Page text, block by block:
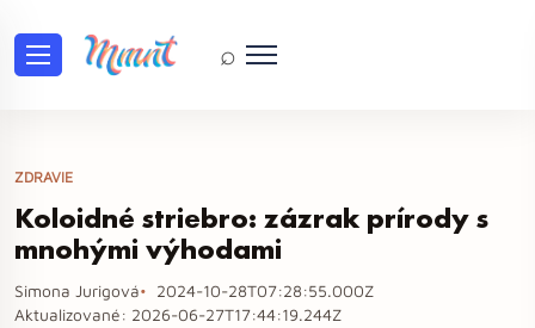
⌕
ZDRAVIE
Koloidné striebro: zázrak prírody s
mnohými výhodami
Simona Jurigová
2024-10-28T07:28:55.000Z
Aktualizované: 2026-06-27T17:44:19.244Z